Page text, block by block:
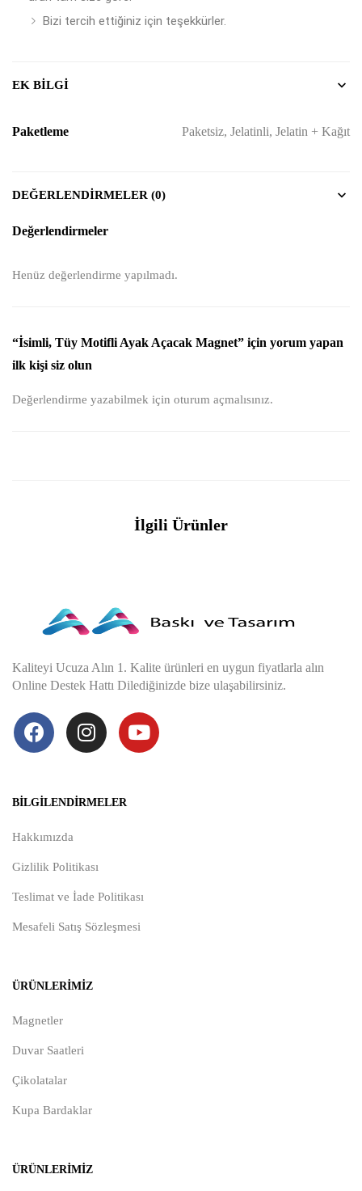
Bizi tercih ettiğiniz için teşekkürler.
EK BILGI
Paketleme Paketsiz, Jelatinli, Jelatin + Kağıt
DEĞERLENDIRMELER (0)
Değerlendirmeler
Henüz değerlendirme yapılmadı.
“İsimli, Tüy Motifli Ayak Açacak Magnet” için yorum yapan
ilk kişi siz olun
Değerlendirme yazabilmek için oturum açmalısınız.
İlgili Ürünler
Kaliteyi Ucuza Alın 1. Kalite ürünleri en uygun fiyatlarla alın
Online Destek Hattı Dilediğinizde bize ulaşabilirsiniz.
BILGILENDIRMELER
Hakkımızda
Gizlilik Politikası
Teslimat ve İade Politikası
Mesafeli Satış Sözleşmesi
ÜRÜNLERIMIZ
Magnetler
Duvar Saatleri
Çikolatalar
Kupa Bardaklar
ÜRÜNLERIMIZ